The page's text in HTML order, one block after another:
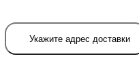
Укажите адрес доставки